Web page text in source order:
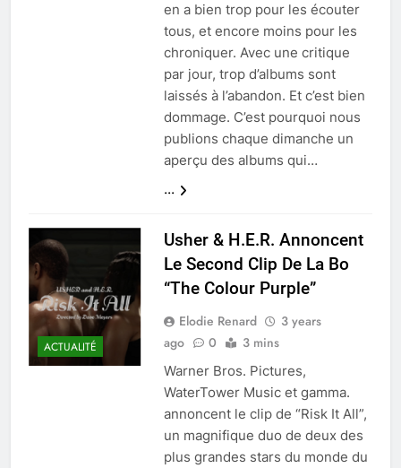
en a bien trop pour les écouter
tous, et encore moins pour les
chroniquer. Avec une critique
par jour, trop d’albums sont
laissés à l’abandon. Et c’est bien
dommage. C’est pourquoi nous
publions chaque dimanche un
aperçu des albums qui…
...
ACTUALITÉ
Usher & H.E.R. Annoncent
Le Second Clip De La Bo
“The Colour Purple”
Elodie Renard
3 years
ago
0 3 mins
Warner Bros. Pictures,
WaterTower Music et gamma.
annoncent le clip de “Risk It All”,
un magnifique duo de deux des
plus grandes stars du monde du